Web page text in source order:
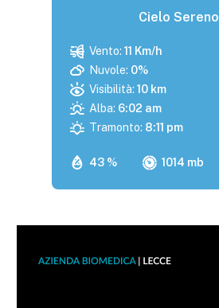
Cielo Sereno
43 % 1014 mb
Vento: 11 Km/h
Nuvole: 0%
Visibilità: 10 km
Alba: 6:02 am
Tramonto: 8:11 pm